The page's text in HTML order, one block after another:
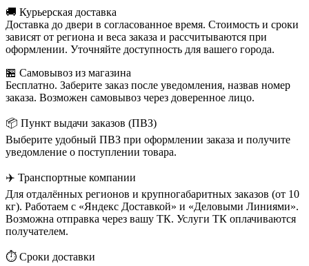
🚚 Курьерская доставка
Доставка до двери в согласованное время. Стоимость и сроки
зависят от региона и веса заказа и рассчитываются при
оформлении. Уточняйте доступность для вашего города.
🏪 Самовывоз из магазина
Бесплатно. Заберите заказ после уведомления, назвав номер
заказа. Возможен самовывоз через доверенное лицо.
📦 Пункт выдачи заказов (ПВЗ)
Выберите удобный ПВЗ при оформлении заказа и получите
уведомление о поступлении товара.
✈️ Транспортные компании
Для отдалённых регионов и крупногабаритных заказов (от 10
кг). Работаем с «Яндекс Доставкой» и «Деловыми Линиями».
Возможна отправка через вашу ТК. Услуги ТК оплачиваются
получателем.
⏱️ Сроки доставки